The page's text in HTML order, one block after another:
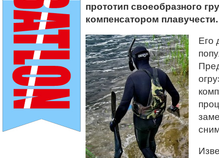
прототип своеобразного
компенсатором
Его